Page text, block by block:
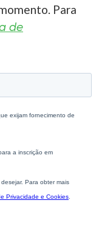
Para
de